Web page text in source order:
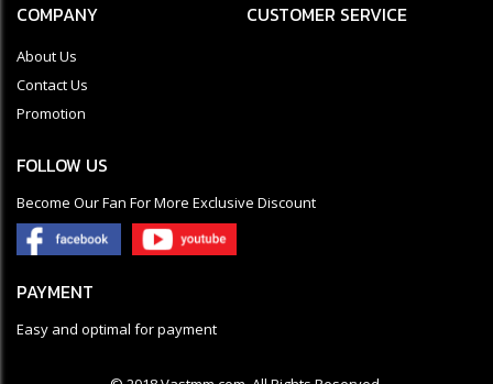
COMPANY
About Us
Contact Us
Promotion
CUSTOMER SERVICE
FOLLOW US
Become Our Fan For More Exclusive Discount
PAYMENT
Easy and optimal for payment